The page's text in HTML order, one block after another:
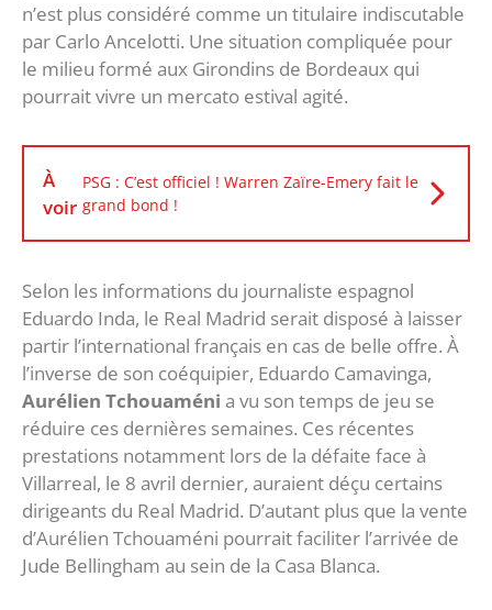
n’est plus considéré comme un titulaire indiscutable
par Carlo Ancelotti. Une situation compliquée pour
le milieu formé aux Girondins de Bordeaux qui
pourrait vivre un mercato estival agité.
À
voir
PSG : C’est officiel ! Warren Zaïre-Emery fait le
grand bond !
Selon les informations du journaliste espagnol
Eduardo Inda, le Real Madrid serait disposé à laisser
partir l’international français en cas de belle offre. À
l’inverse de son coéquipier, Eduardo Camavinga,
Aurélien Tchouaméni a vu son temps de jeu se
réduire ces dernières semaines. Ces récentes
prestations notamment lors de la défaite face à
Villarreal, le 8 avril dernier, auraient déçu certains
dirigeants du Real Madrid. D’autant plus que la vente
d’Aurélien Tchouaméni pourrait faciliter l’arrivée de
Jude Bellingham au sein de la Casa Blanca.